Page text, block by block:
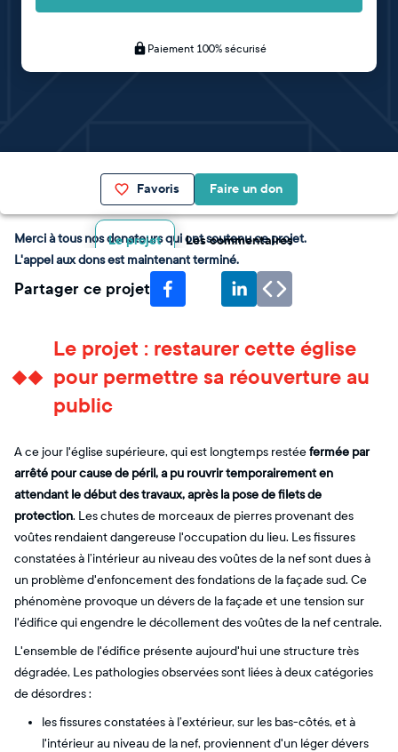
Paiement 100% sécurisé
Favoris Faire un don
Le projet Les commentaires
Merci à tous nos donateurs qui ont soutenu ce projet.
L'appel aux dons est maintenant terminé.
Partager ce projet
Le projet : restaurer cette église
pour permettre sa réouverture au
public
A ce jour l'église supérieure, qui est longtemps restéefermée par
arrêté pour cause de péril, a pu rouvrir temporairement en
attendant le début des travaux, après la pose de filets de
protection. Les chutes de morceaux de pierres provenant des
voûtes rendaient dangereuse l'occupation du lieu. Les fissures
constatées à l’intérieur au niveau des voûtes de la nef sont dues à
un problème d'enfoncement des fondations de la façade sud. Ce
phénomène provoque un dévers de la façade et une tension sur
l'édifice qui engendre le décollement des voûtes de la nef centrale.
L'ensemble de l'édifice présente aujourd'hui une structure très
dégradée, Les pathologies observées sont liées à deux catégories
de désordres :
les fissures constatées à l’extérieur, sur les bas-côtés, et à
l'intérieur au niveau de la nef, proviennent d'un léger dévers